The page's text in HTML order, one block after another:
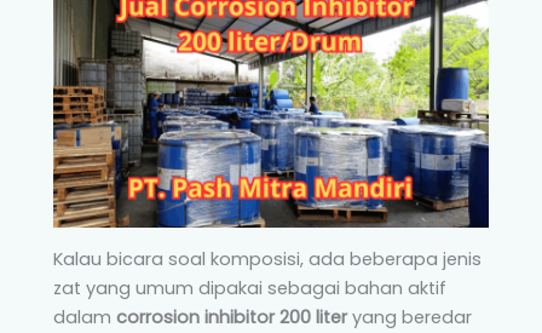
Kalau bicara soal komposisi, ada beberapa jenis
zat yang umum dipakai sebagai bahan aktif
dalam corrosion inhibitor 200 literyang beredar